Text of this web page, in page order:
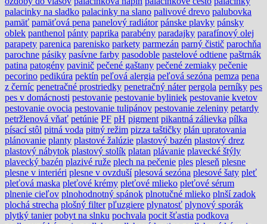
palacinky na sladko palacinky na slano palivové drevo palubovka
pamäť pamäťová pena panelový radiátor pánske plavky pánsky
oblek panthenol pánty paprika parabény paradajky parafínový olej
parapety parenica parenisko parkety parmezán parný čistič parochňa
parochne pásiky pasívne farby pasodoble pastelové odtiene paštrnák
patina patogény pavinič pečené gaštany pečené zemiaky pečenie
pecorino pedikúra pektín peľová alergia peľová sezóna pemza pena
z černíc penetračné prostriedky penetračný náter pergola perníky pes
pes v domácnosti pestovanie pestovanie byliniek pestovanie kvetov
pestovanie ovocia pestovanie tulipánov pestovanie zeleniny petardy
petržlenová vňať petúnie PF pH pigment pikantná zálievka pílka
písací stôl pitná voda pitný režim pizza taštičky plán upratovania
plánovanie planty plastové žalúzie plastový bazén plastový drez
plastový nábytok plastový stolík platan plávanie plavecké štýly
plavecký bazén plazivé ruže plech na pečenie ples pleseň plesne
plesne v interiéri plesne v ovzduší plesová sezóna plesové šaty pleť
pleťová maska pleťové krémy pleťové mlieko pleťové sérum
plnenie cieľov plnohodnotný spánok plnotučné mlieko plnší zadok
plochá strecha plošný filter pľuzgiere plynatosť plynový sporák
plytký tanier pobyt na slnku pochvala pocit šťastia podkova